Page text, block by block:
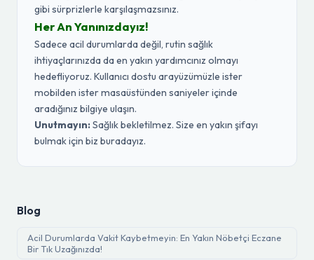
gibi sürprizlerle karşılaşmazsınız.
Her An Yanınızdayız!
Sadece acil durumlarda değil, rutin sağlık
ihtiyaçlarınızda da en yakın yardımcınız olmayı
hedefliyoruz. Kullanıcı dostu arayüzümüzle ister
mobilden ister masaüstünden saniyeler içinde
aradığınız bilgiye ulaşın.
Unutmayın:Sağlık bekletilmez. Size en yakın şifayı
bulmak için biz buradayız.
Blog
Acil Durumlarda Vakit Kaybetmeyin: En Yakın Nöbetçi Eczane
Bir Tık Uzağınızda!